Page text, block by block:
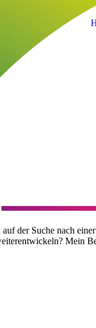
auf der Suche nach
Mein